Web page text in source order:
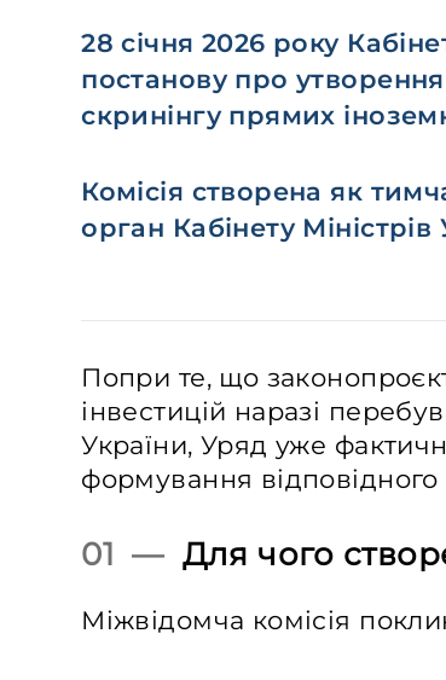
28 січня 2026 року
постанову про утворення
скринінгу прямих
Комісія створена як
орган Кабінету Міністрів
Попри те, що
інвестицій наразі
України, Уряд уже
формування відповідного
01 — Для чого
Міжвідомча комісія